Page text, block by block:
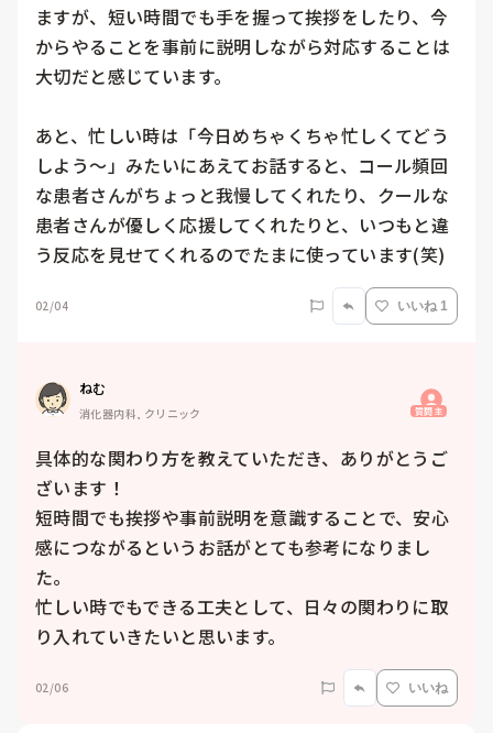
ますが、短い時間でも手を握って挨拶をしたり、今
からやることを事前に説明しながら対応することは
大切だと感じています。
あと、忙しい時は「今日めちゃくちゃ忙しくてどう
しよう〜」みたいにあえてお話すると、コール頻回
な患者さんがちょっと我慢してくれたり、クールな
患者さんが優しく応援してくれたりと、いつもと違
う反応を見せてくれるのでたまに使っています(笑)
02/04 いいね 1
ねむ
消化器内科, クリニック 質問主
具体的な関わり方を教えていただき、ありがとうご
ざいます！
短時間でも挨拶や事前説明を意識することで、安心
感につながるというお話がとても参考になりまし
た。
忙しい時でもできる工夫として、日々の関わりに取
り入れていきたいと思います。
02/06 いいね